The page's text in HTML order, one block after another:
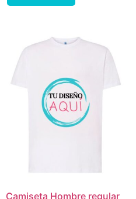
Camiseta Hombre regular